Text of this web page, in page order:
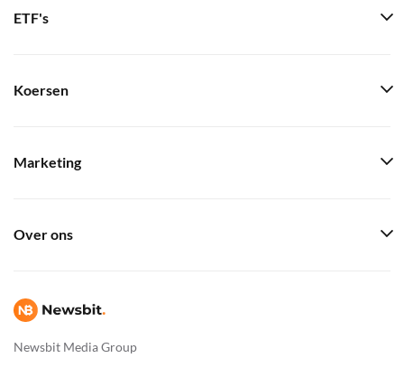
Newsbit Media Group
ETF's
Koersen
Marketing
Over ons